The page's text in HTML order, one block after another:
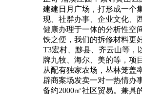
建建日月广场，打形成一个
现、社群办事、企业文化、
健康办理于一体的分析性空
铁之便，我们的拆修材料更
T3宏村、黟县、齐云山等，
牌九牧、海尔、美的等，项
从配有独家农场，丛林笼盖
辟商案场发卖一对一热情办
备约2000㎡社区贸易。兼具